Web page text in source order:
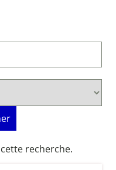
recherche.